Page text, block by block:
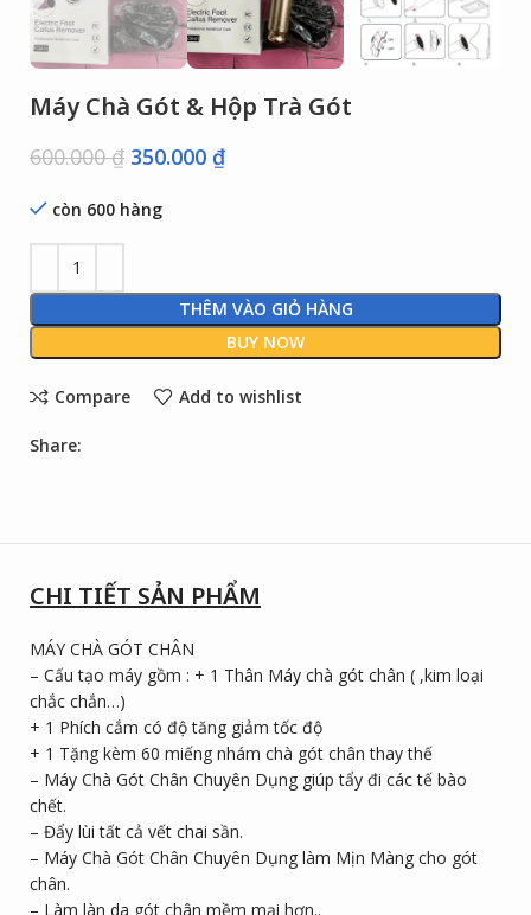
Máy Chà Gót & Hộp Trà Gót
600.000₫ 350.000 ₫
còn 600 hàng
THÊM VÀO GIỎ HÀNG
BUY NOW
Compare Add to wishlist
Share:
CHI TIẾT SẢN PHẨM
MÁY CHÀ GÓT CHÂN
– Cấu tạo máy gồm : + 1 Thân Máy chà gót chân ( ,kim loại
chắc chắn…)
+ 1 Phích cắm có độ tăng giảm tốc độ
+ 1 Tặng kèm 60 miếng nhám chà gót chân thay thế
– Máy Chà Gót Chân Chuyên Dụng giúp tẩy đi các tế bào
chết.
– Đẩy lùi tất cả vết chai sần.
– Máy Chà Gót Chân Chuyên Dụng làm Mịn Màng cho gót
chân.
– Làm làn da gót chân mềm mại hơn..